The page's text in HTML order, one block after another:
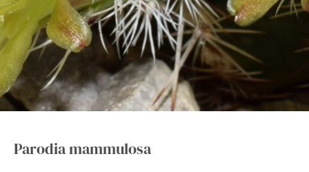
Parodia mammulosa